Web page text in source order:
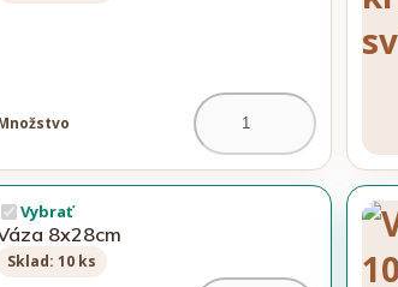
Vybrať
8x28cm
Sklad: 10 ks